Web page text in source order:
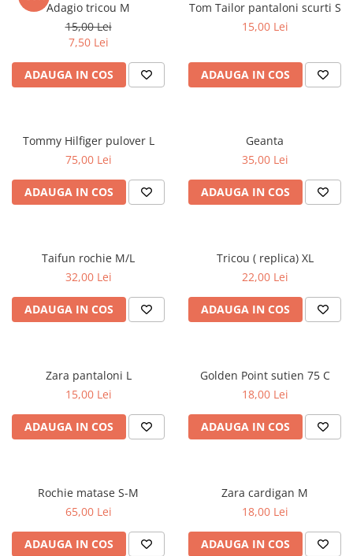
Adagio tricou M
15,00 Lei
7,50 Lei
ADAUGA IN COS
Tom Tailor pantaloni scurti S
15,00 Lei
ADAUGA IN COS
Tommy Hilfiger pulover L
75,00 Lei
ADAUGA IN COS
Geanta
35,00 Lei
ADAUGA IN COS
Taifun rochie M/L
32,00 Lei
ADAUGA IN COS
Tricou ( replica) XL
22,00 Lei
ADAUGA IN COS
Zara pantaloni L
15,00 Lei
ADAUGA IN COS
Golden Point sutien 75 C
18,00 Lei
ADAUGA IN COS
Rochie matase S-M
65,00 Lei
ADAUGA IN COS
Zara cardigan M
18,00 Lei
ADAUGA IN COS